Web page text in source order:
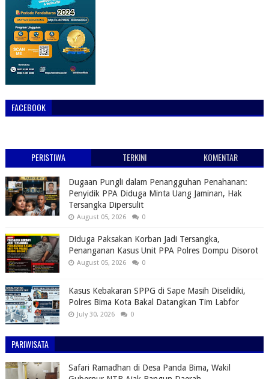
FACEBOOK
PERISTIWA TERKINI KOMENTAR
Dugaan Pungli dalam Penangguhan Penahanan:
Penyidik PPA Diduga Minta Uang Jaminan, Hak
Tersangka Dipersulit
August 05, 2026 0
Diduga Paksakan Korban Jadi Tersangka,
Penanganan Kasus Unit PPA Polres Dompu Disorot
August 05, 2026 0
Kasus Kebakaran SPPG di Sape Masih Diselidiki,
Polres Bima Kota Bakal Datangkan Tim Labfor
July 30, 2026 0
PARIWISATA
Safari Ramadhan di Desa Panda Bima, Wakil